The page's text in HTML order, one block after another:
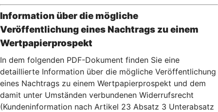
Information über die mögliche
Veröffentlichung eines Nachtrags zu einem
Wertpapierprospekt
In dem folgenden PDF-Dokument finden Sie eine
detaillierte Information über die mögliche Veröffentlichung
eines Nachtrags zu einem Wertpapierprospekt und dem
damit unter Umständen verbundenen Widerrufsrecht
(Kundeninformation nach Artikel 23 Absatz 3 Unterabsatz